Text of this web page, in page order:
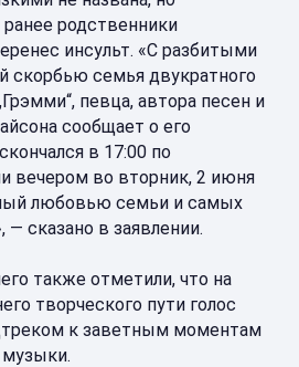
родственники
инсульт. «С разбитыми
скорбью семья двукратного
певца, автора песен и
сообщает о его
в 17:00 по
вечером во вторник, 2 июня
любовью семьи и самых
сказано в заявлении.
также отметили, что на
творческого пути голос
к заветным моментам